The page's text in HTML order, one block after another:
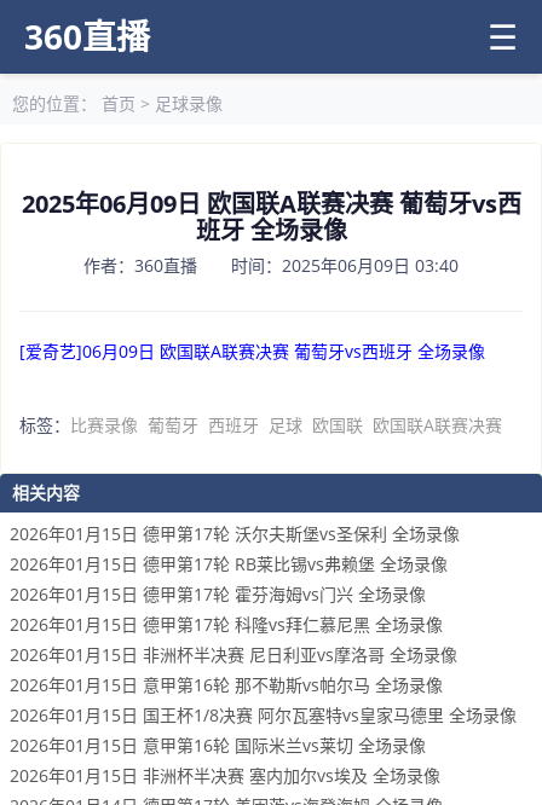
360直播 ☰
您的位置： 首页 > 足球录像
2025年06月09日 欧国联A联赛决赛 葡萄牙vs西
班牙 全场录像
作者：360直播 时间：2025年06月09日 03:40
[爱奇艺]06月09日 欧国联A联赛决赛 葡萄牙vs西班牙 全场录像
标签： 比赛录像 葡萄牙 西班牙 足球 欧国联 欧国联A联赛决赛
相关内容
2026年01月15日 德甲第17轮 沃尔夫斯堡vs圣保利 全场录像
2026年01月15日 德甲第17轮 RB莱比锡vs弗赖堡 全场录像
2026年01月15日 德甲第17轮 霍芬海姆vs门兴 全场录像
2026年01月15日 德甲第17轮 科隆vs拜仁慕尼黑 全场录像
2026年01月15日 非洲杯半决赛 尼日利亚vs摩洛哥 全场录像
2026年01月15日 意甲第16轮 那不勒斯vs帕尔马 全场录像
2026年01月15日 国王杯1/8决赛 阿尔瓦塞特vs皇家马德里 全场录像
2026年01月15日 意甲第16轮 国际米兰vs莱切 全场录像
2026年01月15日 非洲杯半决赛 塞内加尔vs埃及 全场录像